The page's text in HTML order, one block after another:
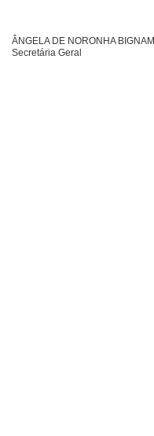
ÂNGELA DE NORONHA BIGNAMI
Secretária Geral